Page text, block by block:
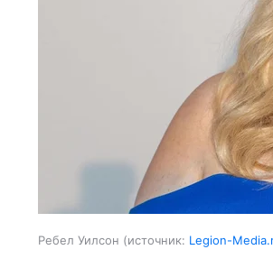
Ребел Уилсон источник: Legion-